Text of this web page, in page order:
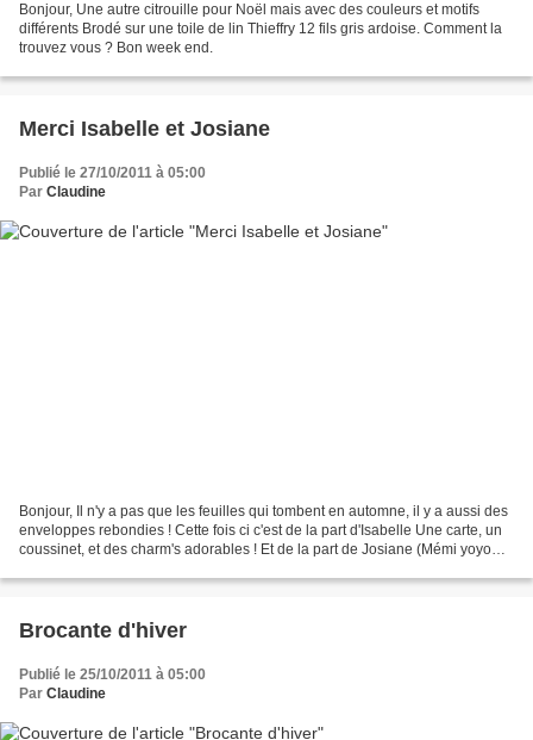
Bonjour, Une autre citrouille pour Noël mais avec des couleurs et motifs
différents Brodé sur une toile de lin Thieffry 12 fils gris ardoise. Comment la
trouvez vous ? Bon week end.
Merci Isabelle et Josiane
Publié le 27/10/2011 à 05:00
Par Claudine
Bonjour, Il n'y a pas que les feuilles qui tombent en automne, il y a aussi des
enveloppes rebondies ! Cette fois ci c'est de la part d'Isabelle Une carte, un
coussinet, et des charm's adorables ! Et de la part de Josiane (Mémi yoyo
Brocante d'hiver
Publié le 25/10/2011 à 05:00
Par Claudine